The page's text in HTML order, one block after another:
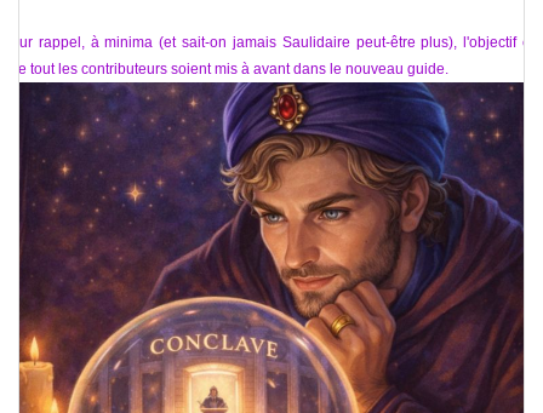
Pour rappel, à minima (et sait-on jamais Saulidaire peut-être plus), l'objectif est
que tout les contributeurs soient mis à avant dans le nouveau guide.